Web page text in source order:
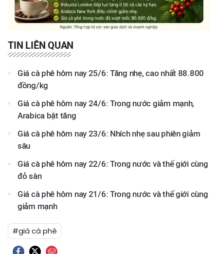
TIN LIÊN QUAN
Giá cà phê hôm nay 25/6: Tăng nhẹ, cao nhất 88.800
đồng/kg
Giá cà phê hôm nay 24/6: Trong nước giảm mạnh,
Arabica bật tăng
Giá cà phê hôm nay 23/6: Nhích nhẹ sau phiên giảm
sâu
Giá cà phê hôm nay 22/6: Trong nước và thế giới cùng
đỏ sàn
Giá cà phê hôm nay 21/6: Trong nước và thế giới cùng
giảm mạnh
#giá cà phê